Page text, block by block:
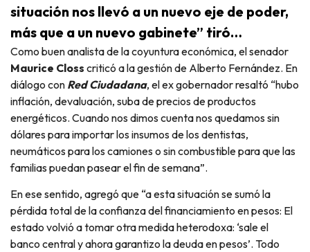
situación nos llevó a un nuevo eje de poder,
más que a un nuevo gabinete” tiró…
Como buen analista de la coyuntura económica, el senador
Maurice Closs criticó a la gestión de Alberto Fernández. En
diálogo con Red Ciudadana, el ex gobernador resaltó “hubo
inflación, devaluación, suba de precios de productos
energéticos. Cuando nos dimos cuenta nos quedamos sin
dólares para importar los insumos de los dentistas,
neumáticos para los camiones o sin combustible para que las
familias puedan pasear el fin de semana”.
En ese sentido, agregó que “a esta situación se sumó la
pérdida total de la confianza del financiamiento en pesos: El
estado volvió a tomar otra medida heterodoxa: ‘sale el
banco central y ahora garantizo la deuda en pesos’. Todo